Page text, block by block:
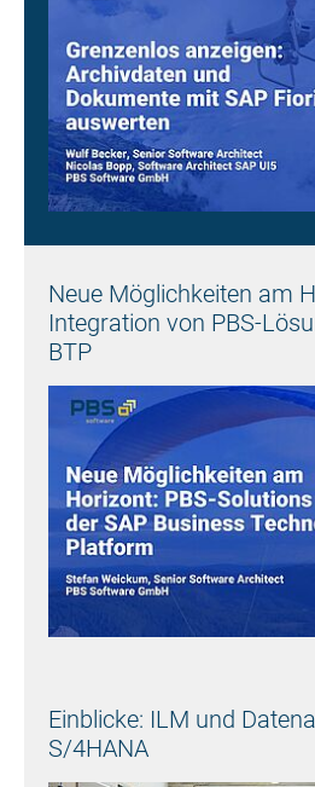
Neue Möglichkeiten am
Integration von PBS-
BTP
Einblicke: ILM und
S/4HANA